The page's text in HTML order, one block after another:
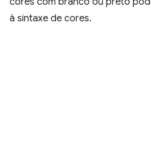
à sintaxe de cores.